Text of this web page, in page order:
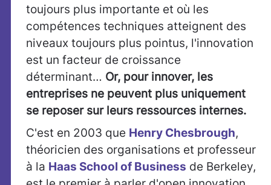
toujours plus importante et où les
compétences techniques atteignent des
niveaux toujours plus pointus, l'innovation
est un facteur de croissance
déterminant… Or, pour innover, les
entreprises ne peuvent plus uniquement
se reposer sur leurs ressources internes.
C'est en 2003 que Henry Chesbrough,
théoricien des organisations et professeur
à la Haas School of Business de Berkeley,